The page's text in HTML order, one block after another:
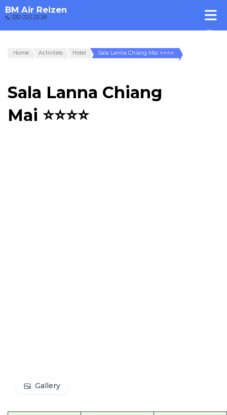
BM Air Reizen
📞 030-225 23 28
Home Activities Hotel Sala Lanna Chiang Mai ⭐⭐⭐⭐
Sala Lanna Chiang
Mai ⭐⭐⭐⭐
Gallery